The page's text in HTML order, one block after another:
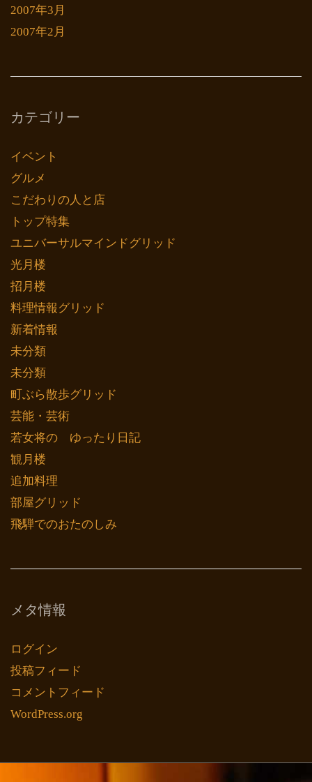
2007年3月
2007年2月
カテゴリー
イベント
グルメ
こだわりの人と店
トップ特集
ユニバーサルマインドグリッド
光月楼
招月楼
料理情報グリッド
新着情報
未分類
未分類
町ぶら散歩グリッド
芸能・芸術
若女将の ゆったり日記
観月楼
追加料理
部屋グリッド
飛騨でのおたのしみ
メタ情報
ログイン
投稿フィード
コメントフィード
WordPress.org